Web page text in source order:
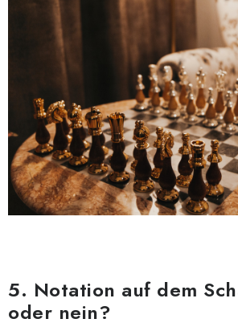
5. Notation auf dem
oder nein?